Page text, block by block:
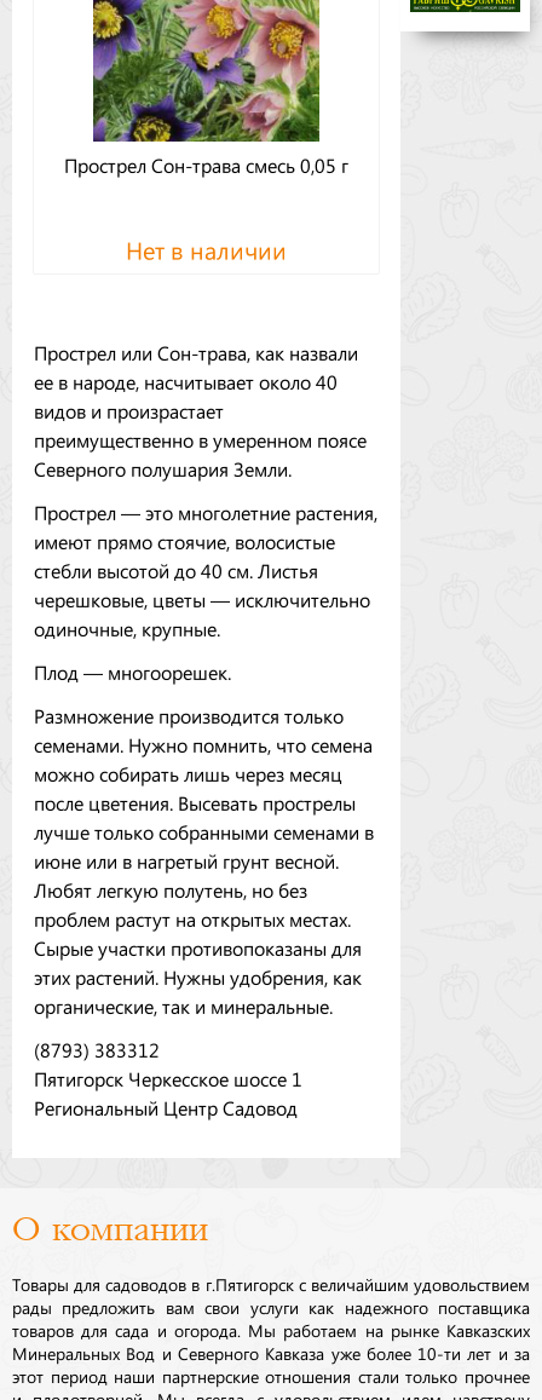
Прострел Сон-трава смесь 0,05 г
Нет в наличии
Прострел или Сон-трава, как назвали
ее в народе, насчитывает около 40
видов и произрастает
преимущественно в умеренном поясе
Северного полушария Земли.
Прострел — это многолетние растения,
имеют прямо стоячие, волосистые
стебли высотой до 40 см. Листья
черешковые, цветы — исключительно
одиночные, крупные.
Плод — многоорешек.
Размножение производится только
семенами. Нужно помнить, что семена
можно собирать лишь через месяц
после цветения. Высевать прострелы
лучше только собранными семенами в
июне или в нагретый грунт весной.
Любят легкую полутень, но без
проблем растут на открытых местах.
Сырые участки противопоказаны для
этих растений. Нужны удобрения, как
органические, так и минеральные.
(8793) 383312
Пятигорск Черкесское шоссе 1
Региональный Центр Садовод
О компании
Товары для садоводов в г.Пятигорск с величайшим удовольствием
рады предложить вам свои услуги как надежного поставщика
товаров для сада и огорода. Мы работаем на рынке Кавказских
Минеральных Вод и Северного Кавказа уже более 10-ти лет и за
этот период наши партнерские отношения стали только прочнее